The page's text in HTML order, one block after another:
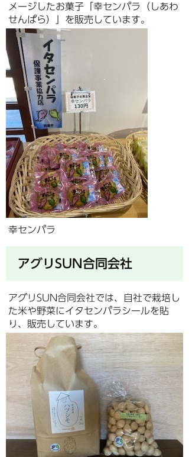
メージしたお菓子「幸センパラ（しあわ
せんぱら）」を販売しています。
幸センパラ
アグリSUN合同会社
アグリSUN合同会社では、自社で栽培し
た米や野菜にイタセンパラシールを貼
り、販売しています。